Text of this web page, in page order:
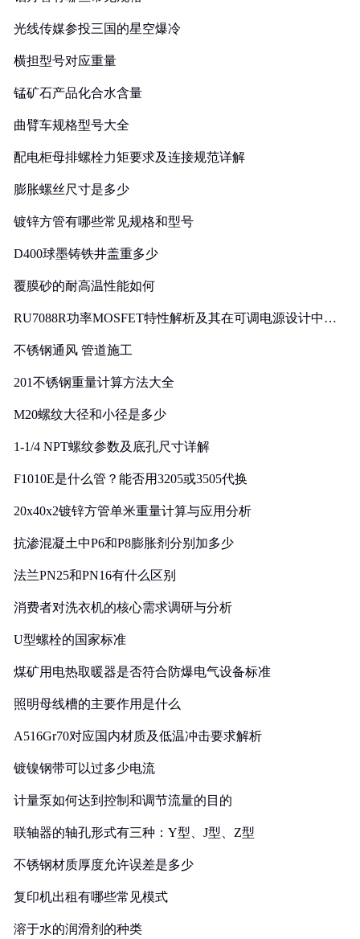
光线传媒参投三国的星空爆冷
横担型号对应重量
锰矿石产品化合水含量
曲臂车规格型号大全
配电柜母排螺栓力矩要求及连接规范详解
膨胀螺丝尺寸是多少
镀锌方管有哪些常见规格和型号
D400球墨铸铁井盖重多少
覆膜砂的耐高温性能如何
RU7088R功率MOSFET特性解析及其在可调电源设计中的
不锈钢通风 管道施工
201不锈钢重量计算方法大全
M20螺纹大径和小径是多少
1-1/4 NPT螺纹参数及底孔尺寸详解
F1010E是什么管？能否用3205或3505代换
20x40x2镀锌方管单米重量计算与应用分析
抗渗混凝土中P6和P8膨胀剂分别加多少
法兰PN25和PN16有什么区别
消费者对洗衣机的核心需求调研与分析
U型螺栓的国家标准
煤矿用电热取暖器是否符合防爆电气设备标准
照明母线槽的主要作用是什么
A516Gr70对应国内材质及低温冲击要求解析
镀镍钢带可以过多少电流
计量泵如何达到控制和调节流量的目的
联轴器的轴孔形式有三种：Y型、J型、Z型
不锈钢材质厚度允许误差是多少
复印机出租有哪些常见模式
溶于水的润滑剂的种类